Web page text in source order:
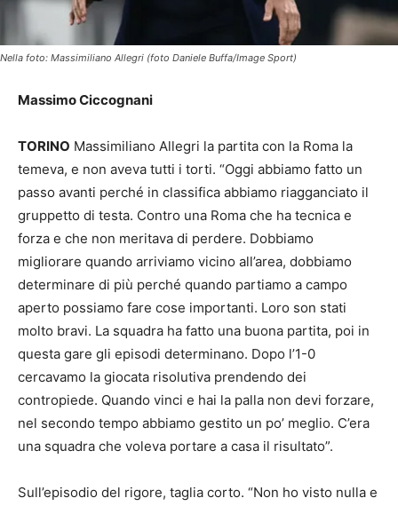
Nella foto: Massimiliano Allegri (foto Daniele Buffa/Image Sport)
Massimo Ciccognani
TORINO Massimiliano Allegri la partita con la Roma la
temeva, e non aveva tutti i torti. “Oggi abbiamo fatto un
passo avanti perché in classifica abbiamo riagganciato il
gruppetto di testa. Contro una Roma che ha tecnica e
forza e che non meritava di perdere. Dobbiamo
migliorare quando arriviamo vicino all’area, dobbiamo
determinare di più perché quando partiamo a campo
aperto possiamo fare cose importanti. Loro son stati
molto bravi. La squadra ha fatto una buona partita, poi in
questa gare gli episodi determinano. Dopo l’1-0
cercavamo la giocata risolutiva prendendo dei
contropiede. Quando vinci e hai la palla non devi forzare,
nel secondo tempo abbiamo gestito un po’ meglio. C’era
una squadra che voleva portare a casa il risultato”.
Sull’episodio del rigore, taglia corto. “Non ho visto nulla e